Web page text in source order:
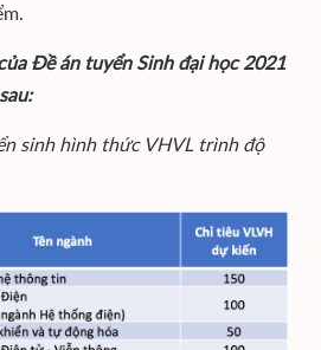
Đề án tuyển Sinh đại học 2021
sinh hình thức VHVL trình độ